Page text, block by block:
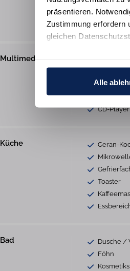
präsentieren.
Zustimmung erfordern
gleichen
Alle
Multimedia
Internet/
Blu-Ray-
CD-Player
Küche Ceran-
Toaster
Bad Dusche /
Föhn